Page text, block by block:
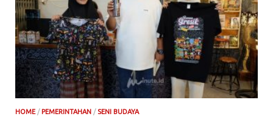
HOME/ PEMERINTAHAN /SENI BUDAYA